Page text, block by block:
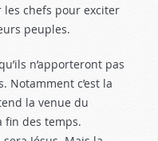
chefs pour exciter
peuples.
n’apporteront pas
Notamment c’est la
la venue du
fin des temps.